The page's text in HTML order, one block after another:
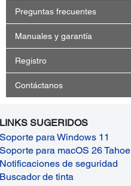
Preguntas frecuentes
Manuales y garantía
Registro
Contáctanos
LINKS SUGERIDOS
Soporte para Windows 11
Soporte para macOS 26 Tahoe
Notificaciones de seguridad
Buscador de tinta